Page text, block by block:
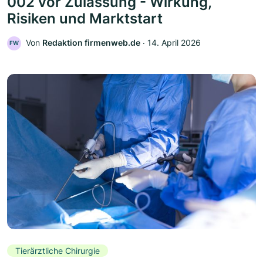
Risiken und Marktstart
FW Von Redaktion firmenweb.de ‧ 14. April 2026
Tierärztliche Chirurgie